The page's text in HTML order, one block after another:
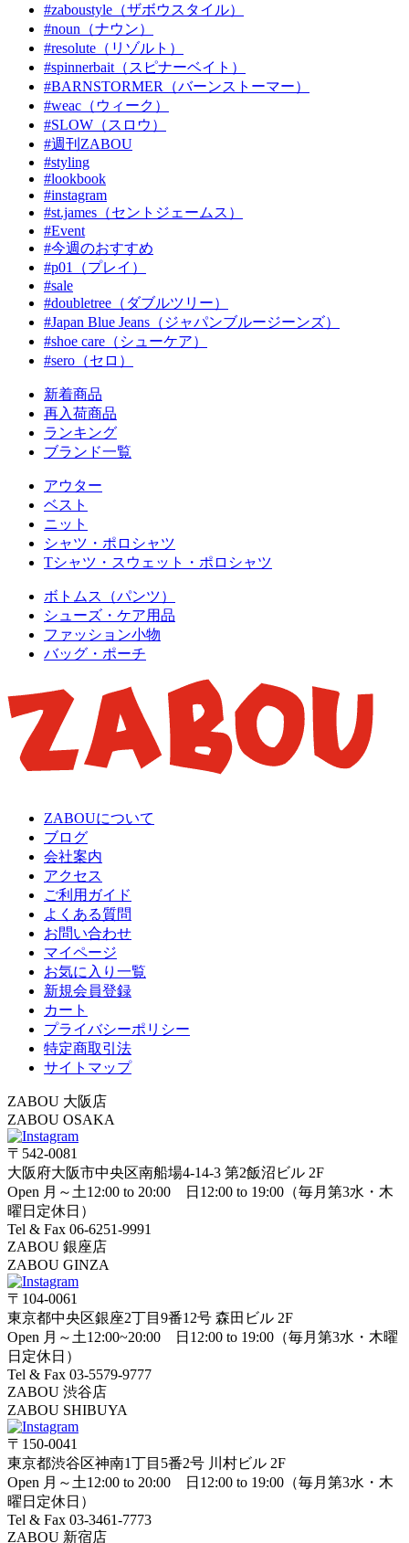
#zaboustyle（ザボウスタイル）
#noun（ナウン）
#resolute（リゾルト）
#spinnerbait（スピナーベイト）
#BARNSTORMER（バーンストーマー）
#weac（ウィーク）
#SLOW（スロウ）
#週刊ZABOU
#styling
#lookbook
#instagram
#st.james（セントジェームス）
#Event
#今週のおすすめ
#p01（プレイ）
#sale
#doubletree（ダブルツリー）
#Japan Blue Jeans（ジャパンブルージーンズ）
#shoe care（シューケア）
#sero（セロ）
新着商品
再入荷商品
ランキング
ブランド一覧
アウター
ベスト
ニット
シャツ・ポロシャツ
Tシャツ・スウェット・ポロシャツ
ボトムス（パンツ）
シューズ・ケア用品
ファッション小物
バッグ・ポーチ
ZABOUについて
ブログ
会社案内
アクセス
ご利用ガイド
よくある質問
お問い合わせ
マイページ
お気に入り一覧
新規会員登録
カート
プライバシーポリシー
特定商取引法
サイトマップ
ZABOU 大阪店
ZABOU OSAKA
〒542-0081
大阪府大阪市中央区南船場4-14-3 第2飯沼ビル 2F
Open 月～土12:00 to 20:00 日12:00 to 19:00（毎月第3水・木
曜日定休日）
Tel & Fax 06-6251-9991
ZABOU 銀座店
ZABOU GINZA
〒104-0061
東京都中央区銀座2丁目9番12号 森田ビル 2F
Open 月～土12:00~20:00 日12:00 to 19:00（毎月第3水・木曜
日定休日）
Tel & Fax 03-5579-9777
ZABOU 渋谷店
ZABOU SHIBUYA
〒150-0041
東京都渋谷区神南1丁目5番2号 川村ビル 2F
Open 月～土12:00 to 20:00 日12:00 to 19:00（毎月第3水・木
曜日定休日）
Tel & Fax 03-3461-7773
ZABOU 新宿店